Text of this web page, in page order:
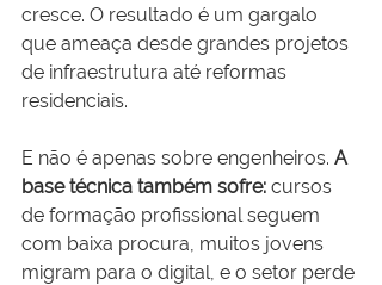
cresce. O resultado é um gargalo
que ameaça desde grandes projetos
de infraestrutura até reformas
residenciais.
E não é apenas sobre engenheiros. A
base técnica também sofre: cursos
de formação profissional seguem
com baixa procura, muitos jovens
migram para o digital, e o setor perde